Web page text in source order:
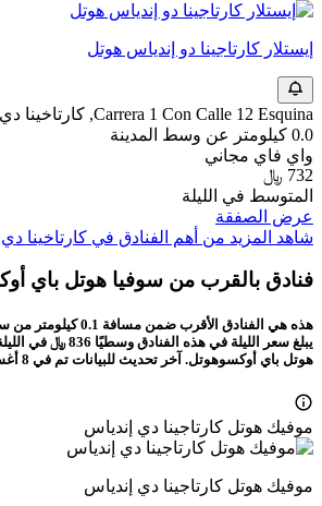
إيستلار كارتاجينا دو إندياس هوتل
Carrera 1 Con Calle 12 Esquina, كارتاخينا دي إندياس, كولومبيا
0.0 كيلومتر عن وسط المدينة
واي فاي مجاني
732 ﷼
المتوسط في الليلة
عرض الصفقة
شاهد المزيد من أهم الفنادق في كارتاخينا
فنادق بالقرب من سوفيا هوتل باي
هذه هي الفنادق الأقرب
هوتل باي أوكسوهوتل. آخر تحديث للبيانات تم في 8 أغسطس 2026.
موفيك هوتل كارتاجينا دي إندياس
موفيك هوتل كارتاجينا دي إندياس